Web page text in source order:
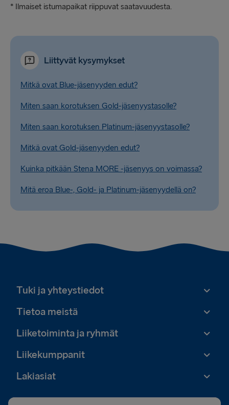
* Ilmaiset istumapaikat riippuvat saatavuudesta.
Liittyvät kysymykset
Mitkä ovat Blue-jäsenyyden edut?
Miten saan korotuksen Gold-jäsenyystasolle?
Miten saan korotuksen Platinum-jäsenyystasolle?
Mitkä ovat Gold-jäsenyyden edut?
Kuinka pitkään Stena MORE -jäsenyys on voimassa?
Mitä eroa Blue-, Gold- ja Platinum-jäsenyydellä on?
Tuki ja yhteystiedot
Tietoa meistä
Liiketoiminta ja ryhmät
Liikekumppanit
Lakiasiat